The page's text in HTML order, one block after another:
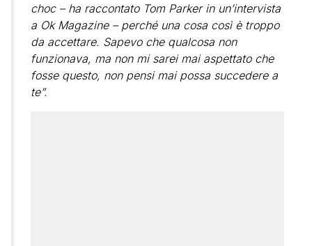
choc – ha raccontato Tom Parker in un’intervista
a Ok Magazine – perché una cosa così è troppo
da accettare. Sapevo che qualcosa non
funzionava, ma non mi sarei mai aspettato che
fosse questo, non pensi mai possa succedere a
te”.